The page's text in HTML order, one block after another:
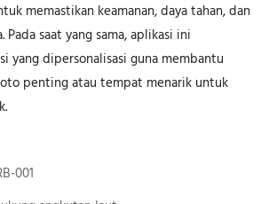
memastikan keamanan, daya tahan, dan
Pada saat yang sama, aplikasi ini
yang dipersonalisasi guna membantu
penting atau tempat menarik untuk
001